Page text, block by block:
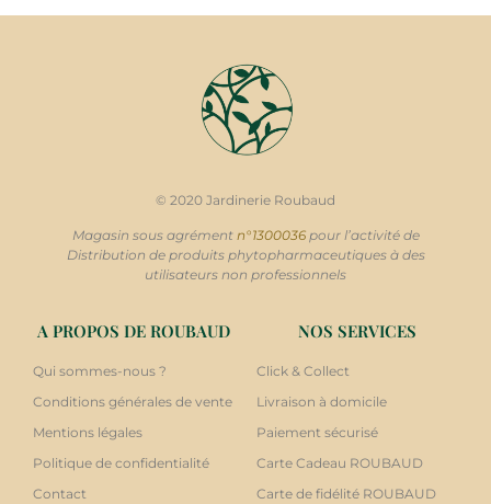
© 2020 Jardinerie Roubaud
Magasin sous agrément n°1300036pour l’activité de
Distribution de produits phytopharmaceutiques à des
utilisateurs non professionnels
A PROPOS DE ROUBAUD
Qui sommes-nous ?
Conditions générales de vente
Mentions légales
Politique de confidentialité
Contact
NOS SERVICES
Click & Collect
Livraison à domicile
Paiement sécurisé
Carte Cadeau ROUBAUD
Carte de fidélité ROUBAUD